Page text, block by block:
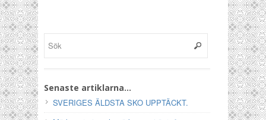
Senaste artiklarna…
SVERIGES ÄLDSTA SKO UPPTÄCKT.